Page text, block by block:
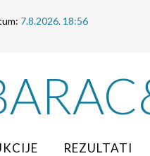
7.8.2026. 18:56
REZULTATI